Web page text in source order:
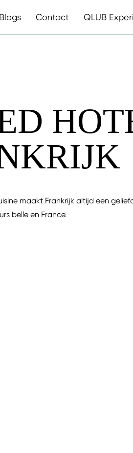
Blogs Contact QLUB
maakt Frankrijk altijd een
belle en France.